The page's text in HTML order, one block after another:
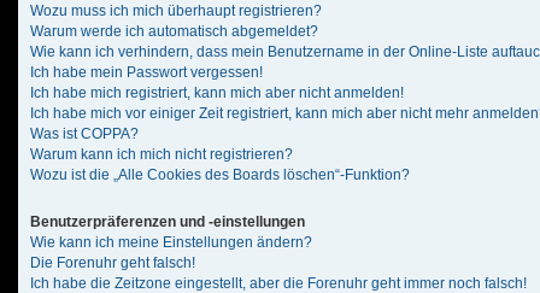
Wozu muss ich mich überhaupt registrieren?
Warum werde ich automatisch abgemeldet?
Wie kann ich verhindern, dass mein Benutzername in der Online-Liste
Ich habe mein Passwort vergessen!
Ich habe mich registriert, kann mich aber nicht anmelden!
Ich habe mich vor einiger Zeit registriert, kann mich aber nicht mehr
Was ist COPPA?
Warum kann ich mich nicht registrieren?
Wozu ist die „Alle Cookies des Boards löschen“-Funktion?
Benutzerpräferenzen und -einstellungen
Wie kann ich meine Einstellungen ändern?
Die Forenuhr geht falsch!
Ich habe die Zeitzone eingestellt, aber die Forenuhr geht immer noch falsch!